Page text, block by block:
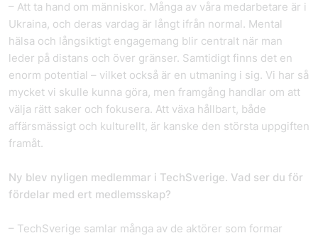
– Att ta hand om människor. Många av våra medarbetare är i
Ukraina, och deras vardag är långt ifrån normal. Mental
hälsa och långsiktigt engagemang blir centralt när man
leder på distans och över gränser. Samtidigt finns det en
enorm potential – vilket också är en utmaning i sig. Vi har så
mycket vi skulle kunna göra, men framgång handlar om att
välja rätt saker och fokusera. Att växa hållbart, både
affärsmässigt och kulturellt, är kanske den största uppgiften
framåt.
Ny blev nyligen medlemmar i TechSverige. Vad ser du för
fördelar med ert medlemsskap?
– TechSverige samlar många av de aktörer som formar